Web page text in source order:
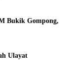
Bukik Gompong,
Ulayat